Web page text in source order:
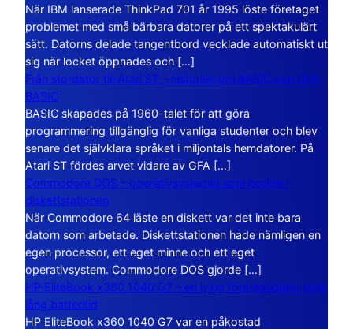
När IBM lanserade ThinkPad 701 år 1995 löste företaget
problemet med små bärbara datorer på ett spektakulärt
sätt. Datorns delade tangentbord vecklade automatiskt ut
sig när locket öppnades och […]
Från stordator till Atari ST – historien om BASIC och GFA
BASIC
BASIC skapades på 1960-talet för att göra
programmering tillgänglig för vanliga studenter och blev
senare det självklara språket i miljontals hemdatorer. På
Atari ST fördes arvet vidare av GFA […]
Commodore DOS – operativsystemet som bodde i
diskettstationen
När Commodore 64 läste en diskett var det inte bara
datorn som arbetade. Diskettstationen hade nämligen en
egen processor, ett eget minne och ett eget
operativsystem. Commodore DOS gjorde […]
HP EliteBook x360 1040 G7 – en lyxig företagsdator med
lång batteritid
HP EliteBook x360 1040 G7 var en påkostad